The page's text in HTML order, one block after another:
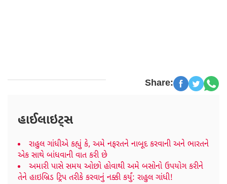
Share:
હાઈલાઇટ્સ
રાહુલ ગાંધીએ કહ્યું કે, અમે નફરતને નાબૂદ કરવાની અને ભારતને
એક સાથે બાંધવાની વાત કરી છે
અમારી પાસે સમય ઓછો હોવાથી અમે બસોનો ઉપયોગ કરીને
તેને હાઇબ્રિડ ટ્રિપ તરીકે કરવાનું નક્કી કર્યું: રાહુલ ગાંધી!